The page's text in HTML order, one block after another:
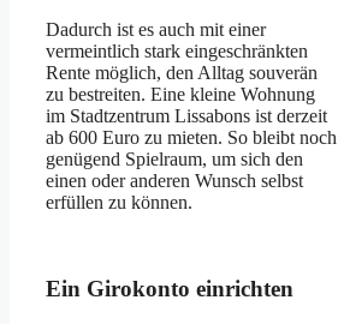
Dadurch ist es auch mit einer
vermeintlich stark eingeschränkten
Rente möglich, den Alltag souverän
zu bestreiten. Eine kleine Wohnung
im Stadtzentrum Lissabons ist derzeit
ab 600 Euro zu mieten. So bleibt noch
genügend Spielraum, um sich den
einen oder anderen Wunsch selbst
erfüllen zu können.
Ein Girokonto einrichten